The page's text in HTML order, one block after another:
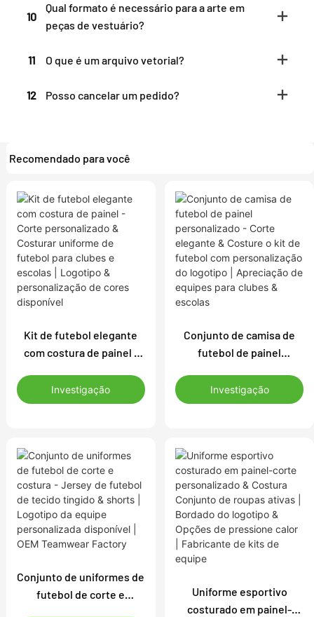
10
Qual formato é necessário para a arte em
peças de vestuário?
11 O que é um arquivo vetorial?
12 Posso cancelar um pedido?
Recomendado para você
Kit de futebol elegante
com costura de painel -
Costurar uniforme de
futebol para clubes e
disponível
Investigação
Conjunto de camisa de
futebol de painel
elegante & Costure o kit
de futebol com
equipes para clubes &
escolas
Investigação
Conjunto de uniformes de
futebol de corte e
Uniforme esportivo
costurado em painel-